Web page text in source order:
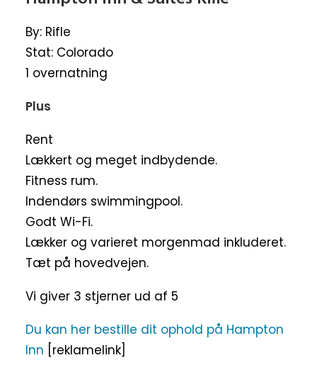
By: Rifle
Stat: Colorado
1 overnatning
Plus
Rent
Lækkert og meget indbydende.
Fitness rum.
Indendørs swimmingpool.
Godt Wi-Fi.
Lækker og varieret morgenmad inkluderet.
Tæt på hovedvejen.
Vi giver 3 stjerner ud af 5
Du kan her bestille dit ophold på Hampton
Inn [reklamelink]